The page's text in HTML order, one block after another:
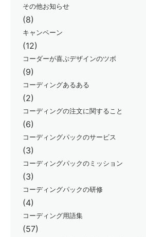
その他お知らせ
(8)
キャンペーン
(12)
コーダーが喜ぶデザインのツボ
(9)
コーディングあるある
(2)
コーディングの注文に関すること
(6)
コーディングパックのサービス
(3)
コーディングパックのミッション
(3)
コーディングパックの研修
(4)
コーディング用語集
(57)